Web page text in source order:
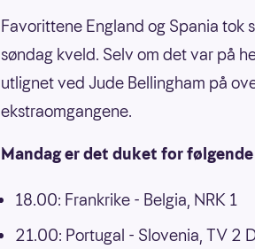
Favorittene England og Spania tok
søndag kveld. Selv om det var på
utlignet ved Jude Bellingham på
ekstraomgangene.
Mandag er det duket for
18.00: Frankrike - Belgia, NRK 1
21.00: Portugal - Slovenia, TV 2